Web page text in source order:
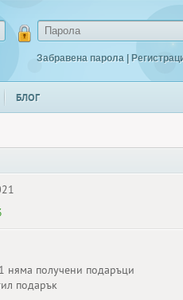
Забравена парола |
БЛОГ
няма получени подаръци
подарък